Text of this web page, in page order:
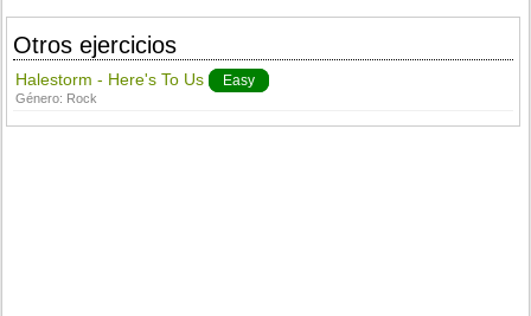
Otros ejercicios
Halestorm - Here's To Us Easy
Género: Rock